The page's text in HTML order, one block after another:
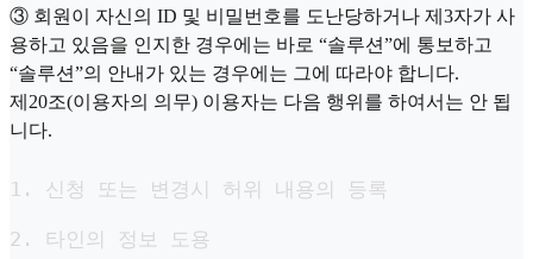
③ 회원이 자신의 ID 및 비밀번호를 도난당하거나 제3자가 사
용하고 있음을 인지한 경우에는 바로 “솔루션”에 통보하고
“솔루션”의 안내가 있는 경우에는 그에 따라야 합니다.
제20조(이용자의 의무) 이용자는 다음 행위를 하여서는 안 됩
니다.
1. 신청 또는 변경시 허위 내용의 등록
2. 타인의 정보 도용